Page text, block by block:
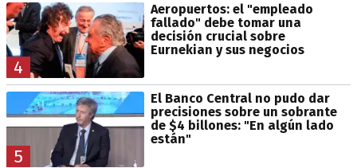
4
Aeropuertos: el "empleado
fallado" debe tomar una
decisión crucial sobre
Eurnekian y sus negocios
5
El Banco Central no pudo dar
precisiones sobre un sobrante
de $4 billones: "En algún lado
están"